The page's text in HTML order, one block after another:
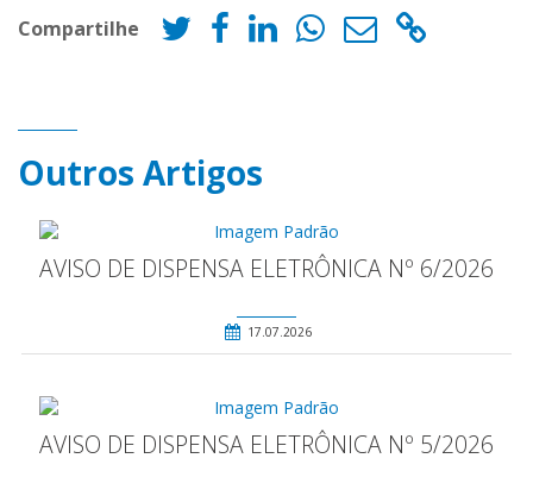
Compartilhe
Outros Artigos
AVISO DE DISPENSA ELETRÔNICA Nº 6/2026
17.07.2026
AVISO DE DISPENSA ELETRÔNICA Nº 5/2026